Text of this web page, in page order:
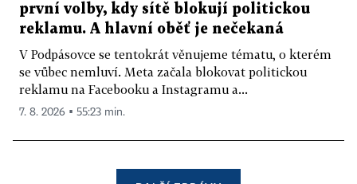
první volby, kdy sítě blokují politickou
reklamu. A hlavní oběť je nečekaná
V Podpásovce se tentokrát věnujeme tématu, o kterém
se vůbec nemluví. Meta začala blokovat politickou
reklamu na Facebooku a Instagramu a...
7. 8. 2026 ▪ 55:23 min.